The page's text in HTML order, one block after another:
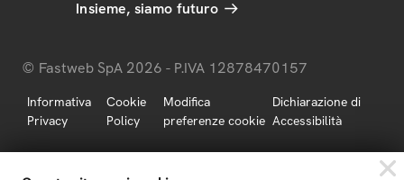
Insieme, siamo futuro
© Fastweb SpA 2026 - P.IVA 12878470157
Informativa
Privacy
Cookie
Policy
Modifica
preferenze cookie
Dichiarazione di
Accessibilità